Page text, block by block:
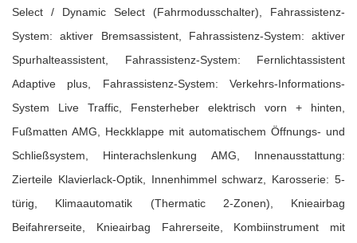
Select / Dynamic Select (Fahrmodusschalter), Fahrassistenz-
System: aktiver Bremsassistent, Fahrassistenz-System: aktiver
Spurhalteassistent, Fahrassistenz-System: Fernlichtassistent
Adaptive plus, Fahrassistenz-System: Verkehrs-Informations-
System Live Traffic, Fensterheber elektrisch vorn + hinten,
Fußmatten AMG, Heckklappe mit automatischem Öffnungs- und
Schließsystem, Hinterachslenkung AMG, Innenausstattung:
Zierteile Klavierlack-Optik, Innenhimmel schwarz, Karosserie: 5-
türig, Klimaautomatik (Thermatic 2-Zonen), Knieairbag
Beifahrerseite, Knieairbag Fahrerseite, Kombiinstrument mit